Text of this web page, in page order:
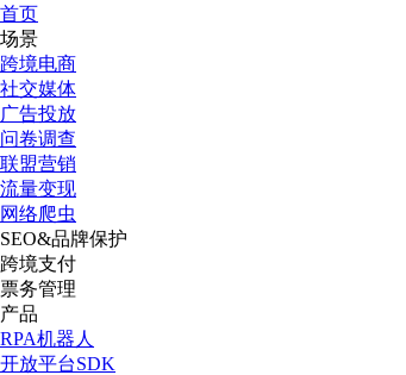
首页
场景
跨境电商
社交媒体
广告投放
问卷调查
联盟营销
流量变现
网络爬虫
SEO&品牌保护
跨境支付
票务管理
产品
RPA机器人
开放平台SDK